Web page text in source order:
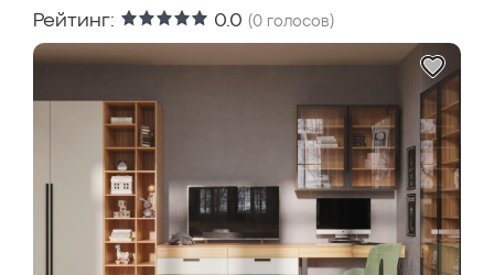
Рейтинг: 0.0 (0 голосов)